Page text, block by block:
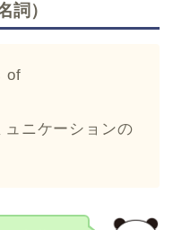
詞）
of
ニケーションの